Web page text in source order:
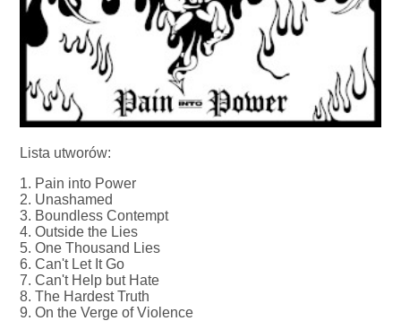
Lista utworów:
1. Pain into Power
2. Unashamed
3. Boundless Contempt
4. Outside the Lies
5. One Thousand Lies
6. Can't Let It Go
7. Can't Help but Hate
8. The Hardest Truth
9. On the Verge of Violence